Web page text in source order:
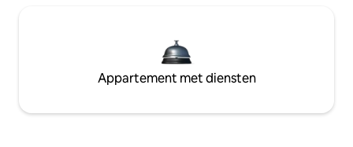
Appartement met diensten